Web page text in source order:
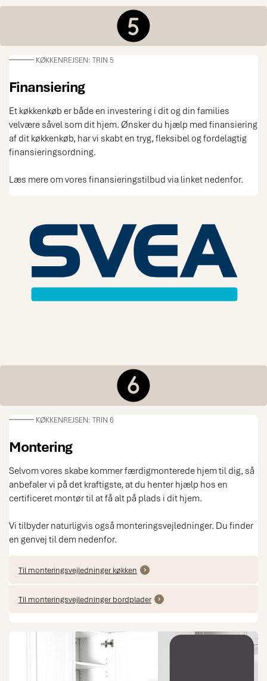
KØKKENREJSEN: TRIN 5
Finansiering
Et køkkenkøb er både en investering i dit og din families
velvære såvel som dit hjem. Ønsker du hjælp med finansiering
af dit køkkenkøb, har vi skabt en tryg, fleksibel og fordelagtig
finansieringsordning.
Læs mere om vores finansieringstilbud via linket nedenfor.
KØKKENREJSEN: TRIN 6
Montering
Selvom vores skabe kommer færdigmonterede hjem til dig, så
anbefaler vi på det kraftigste, at du henter hjælp hos en
certificeret montør til at få alt på plads i dit hjem.
Vi tilbyder naturligvis også monteringsvejledninger. Du finder
en genvej til dem nedenfor.
Til monteringsvejledninger køkken
Til monteringsvejledninger bordplader